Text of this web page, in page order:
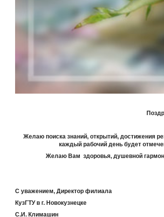
Желаю поиска знаний, открытий, достижения
каждый рабочий день будет
Желаю Вам здоровья, душевной
С уважением, Директор филиала
КузГТУ в г. Новокузнецке
С.И. Климашин